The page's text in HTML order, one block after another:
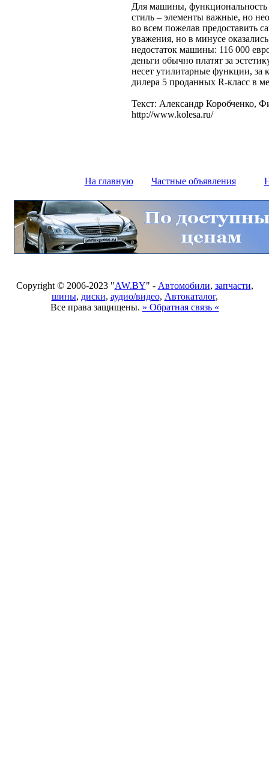
Для машины,
стиль – элементы важные, но
во всем пожелав предоставить
уважения, но в минусе
недостаток машины: 116 000
деньги обычно платят за
несет утилитарные функции, за
дилера 5 проданных R-класс в
Текст: Александр Коробченко,
http://www.kolesa.ru/
На главную Частные объявления
Copyright © 2006-2023 "AW.BY" - Автомобили, запчасти,
шины, диски, аудио/видео, Автокаталог,
Все права защищены. » Обратная связь «